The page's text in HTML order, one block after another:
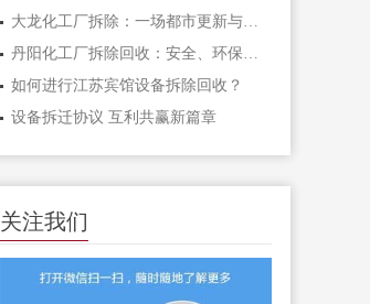
大龙化工厂拆除：一场都市更新与生态的深度博弈
丹阳化工厂拆除回收：安全、环保与再生的系统工程
如何进行江苏宾馆设备拆除回收？
设备拆迁协议 互利共赢新篇章
关注我们